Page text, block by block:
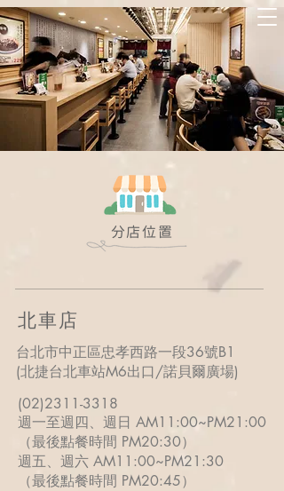
分店位置
北車店
台北市中正區忠孝西路一段36號B1
(北捷台北車站M6出口/諾貝爾廣場)
(02)2311-3318
週一至週四、週日 AM11:00~PM21:00
（最後點餐時間 PM20:30）
週五、週六 AM11:00~PM21:30
（最後點餐時間 PM20:45）